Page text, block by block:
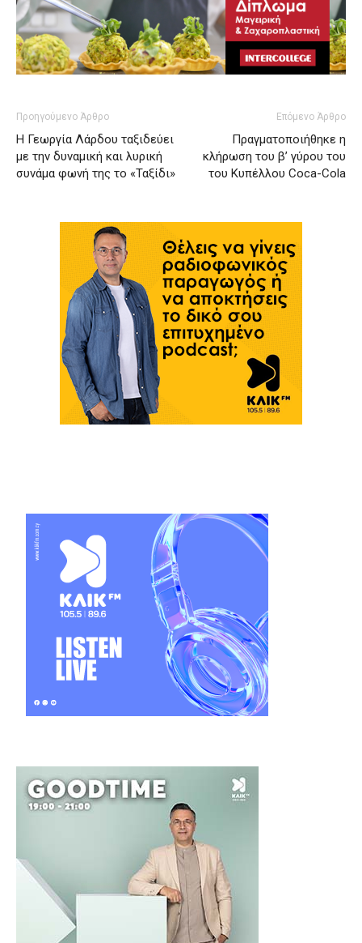
Προηγούμενο Άρθρο
Η Γεωργία Λάρδου ταξιδεύει
με την δυναμική και λυρική
συνάμα φωνή της το «Ταξίδι»
Επόμενο Άρθρο
Πραγματοποιήθηκε η
κλήρωση του β’ γύρου του
του Κυπέλλου Coca-Cola